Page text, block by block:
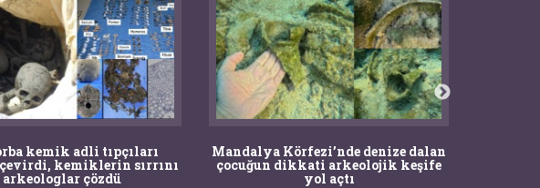
kemik adli tıpçıları
çevirdi, kemiklerin sırrını
arkeologlar çözdü
Mandalya Körfezi’nde denize dalan
çocuğun dikkati arkeolojik keşife
yol açtı